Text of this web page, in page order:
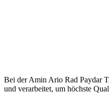
Bei der Amin Ario Rad Paydar
und verarbeitet, um höchste